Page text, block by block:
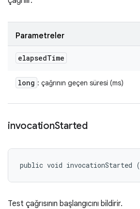
Parametreler
elapsedTime
long : çağrının geçen süresi (ms)
invocationStarted
public void invocationStarted (
Test çağrısının başlangıcını bildirir.